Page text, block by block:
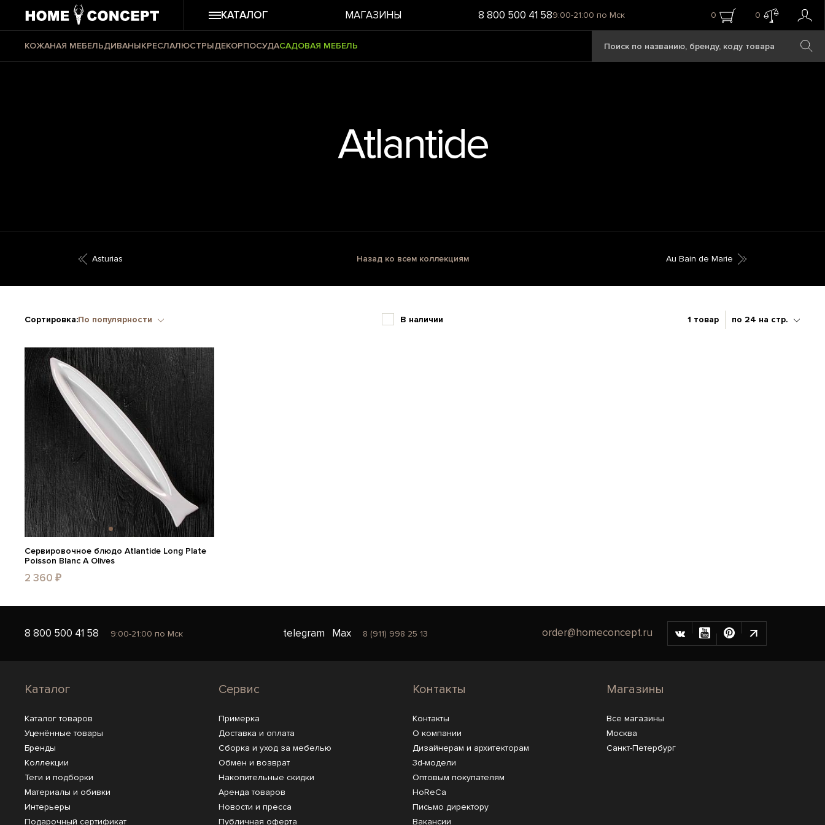
КАТАЛОГ МАГАЗИНЫ 8 800 500 41 589:00-21:00 по Мск 0 0
КОЖАНАЯ МЕБЕЛЬДИВАНЫКРЕСЛАЛЮСТРЫДЕКОРПОСУДАСАДОВАЯ МЕБЕЛЬ
Atlantide
Asturias Назад ко всем коллекциям Au Bain de Marie
Сортировка:По популярности В наличии 1 товар по 24 на стр.
Сервировочное блюдо Atlantide Long Plate
Poisson Blanc А Olives
2 360 ₽
8 800 500 41 58 9:00-21:00 по Мск telegram Max 8 (911) 998 25 13 order@homeconcept.ru
Каталог
Каталог товаров
Уценённые товары
Бренды
Коллекции
Теги и подборки
Материалы и обивки
Интерьеры
Подарочный сертификат
Сервис
Примерка
Доставка и оплата
Сборка и уход за мебелью
Обмен и возврат
Накопительные скидки
Аренда товаров
Новости и пресса
Публичная оферта
Контакты
Контакты
О компании
Дизайнерам и архитекторам
3d-модели
Оптовым покупателям
HoReCa
Письмо директору
Вакансии
Магазины
Все магазины
Москва
Санкт-Петербург